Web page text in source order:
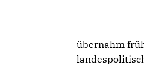
übernahm